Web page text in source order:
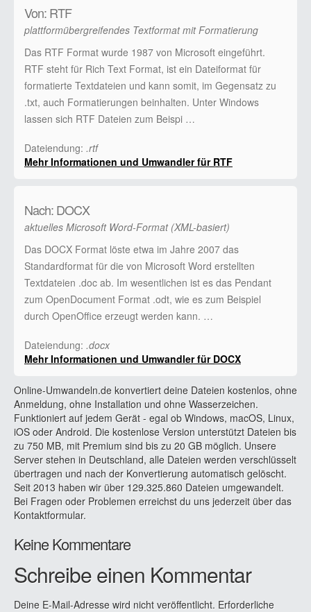
Von: RTF
plattformübergreifendes Textformat mit Formatierung
Das RTF Format wurde 1987 von Microsoft eingeführt.
RTF steht für Rich Text Format, ist ein Dateiformat für
formatierte Textdateien und kann somit, im Gegensatz zu
.txt, auch Formatierungen beinhalten. Unter Windows
lassen sich RTF Dateien zum Beispi …
Dateiendung: .rtf
Mehr Informationen und Umwandler für RTF
Nach: DOCX
aktuelles Microsoft Word-Format (XML-basiert)
Das DOCX Format löste etwa im Jahre 2007 das
Standardformat für die von Microsoft Word erstellten
Textdateien .doc ab. Im wesentlichen ist es das Pendant
zum OpenDocument Format .odt, wie es zum Beispiel
durch OpenOffice erzeugt werden kann. …
Dateiendung: .docx
Mehr Informationen und Umwandler für DOCX
Online-Umwandeln.de konvertiert deine Dateien kostenlos, ohne
Anmeldung, ohne Installation und ohne Wasserzeichen.
Funktioniert auf jedem Gerät - egal ob Windows, macOS, Linux,
iOS oder Android. Die kostenlose Version unterstützt Dateien bis
zu 750 MB, mit Premium sind bis zu 20 GB möglich. Unsere
Server stehen in Deutschland, alle Dateien werden verschlüsselt
übertragen und nach der Konvertierung automatisch gelöscht.
Seit 2013 haben wir über 129.325.860 Dateien umgewandelt.
Bei Fragen oder Problemen erreichst du uns jederzeit über das
Kontaktformular.
Keine Kommentare
Schreibe einen Kommentar
Deine E-Mail-Adresse wird nicht veröffentlicht. Erforderliche